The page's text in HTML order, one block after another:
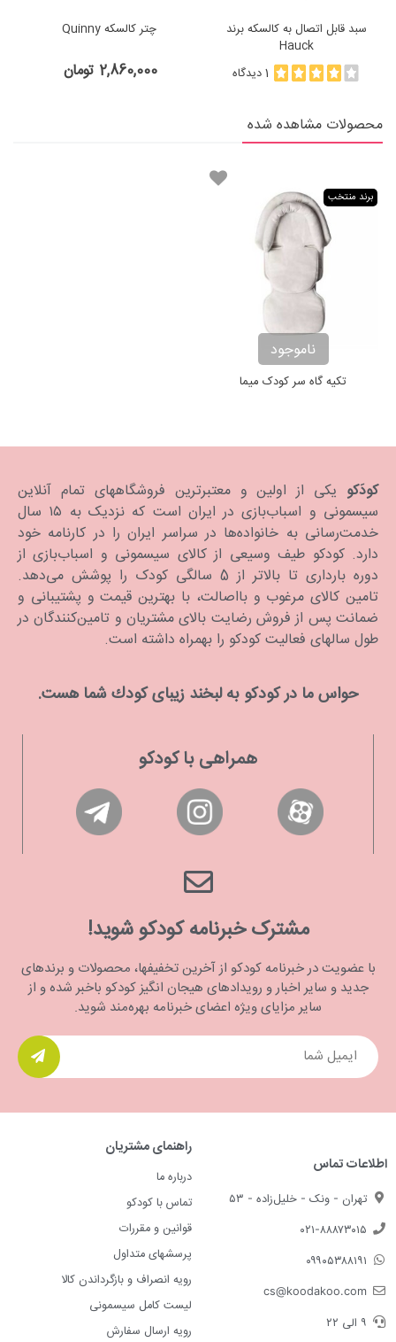
سبد قابل اتصال به کالسکه برند
Hauck
1 دیدگاه
چتر کالسکه Quinny
2,860,000 تومان
محصولات مشاهده شده
برند منتخب
ناموجود
تکیه گاه سر کودک میما
کودَکو یکی از اولین و معتبرترین فروشگاههای تمام آنلاین
سیسمونی و اسباب‌بازی در ایران است که نزدیک به ۱۵ سال
خدمت‌رسانی به خانواده‌ها در سراسر ایران را در کارنامه خود
دارد. كودكو طیف وسیعی از کالای سیسمونی و اسباب‌بازی از
دوره بارداری تا بالاتر از 5 سالگی کودک را پوشش می‌دهد.
تامین کالای مرغوب و بااصالت، با بهترین قیمت و پشتیبانی و
ضمانت پس از فروش رضایت بالای مشتریان و تامین‌کنندگان در
طول سالهای فعالیت کودکو را بهمراه داشته است.
حواس ما در كودكو به لبخند زیبای كودك شما هست.
همراهی با کودکو
مشترک خبرنامه کودکو شوید!
با عضویت در خبرنامه کودکو از آخرین تخفیفها، محصولات و برندهای
جدید و سایر اخبار و رویدادهای هیجان انگیز کودکو باخبر شده و از
سایر مزایای ویژه اعضای خبرنامه بهره‌مند شوید.
اطلاعات تماس
تهران - ونک - خلیل‌زاده - ۵۳
۰۲۱-۸۸۸۷۳۰۱۵
۰۹۹۰۵۳۸۸۱۹۱
cs@koodakoo.com
۹ الی ۲۲
راهنمای مشتریان
درباره ما
تماس با کودکو
قوانین و مقررات
پرسشهای متداول
رویه انصراف و بازگرداندن کالا
لیست کامل سیسمونی
رویه ارسال سفارش